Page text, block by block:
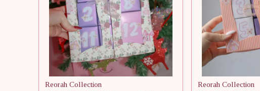
Reorah Collection Reorah Collection